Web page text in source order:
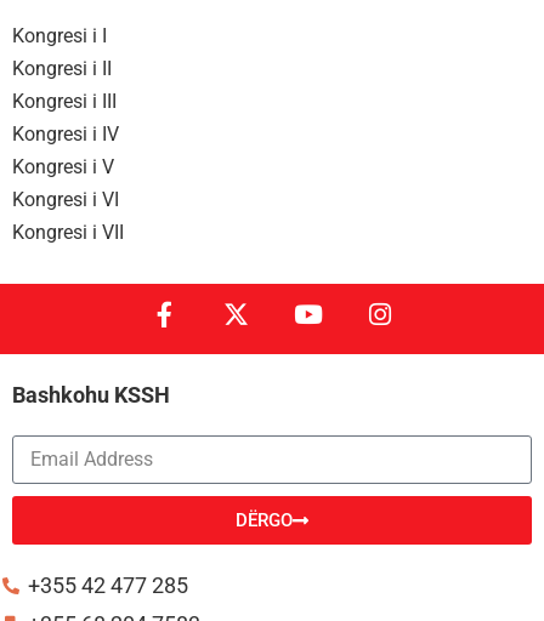
Kongresi i I
Kongresi i II
Kongresi i III
Kongresi i IV
Kongresi i V
Kongresi i VI
Kongresi i VII
Bashkohu KSSH
DËRGO
+355 42 477 285